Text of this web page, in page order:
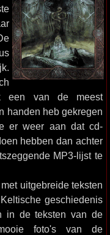
een van de meest
handen heb gekregen
er weer aan dat cd-
hebben dan achter
MP3-lijst te
uitgebreide teksten
geschiedenis
in de teksten van de
foto's van de